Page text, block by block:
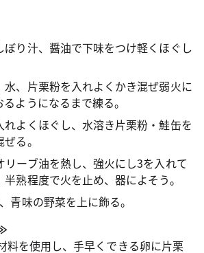
ぼり汁、醤油で下味をつけ軽くほぐし
水、片栗粉を入れよくかき混ぜ弱火に
ようになるまで練る。
れよくほぐし、水溶き片栗粉・鮭缶を
る。
リーブ油を熱し、強火にし3を入れて
熟程度で火を止め、器によそう。
青味の野菜を上に飾る。
料を使用し、手早くできる卵に片栗